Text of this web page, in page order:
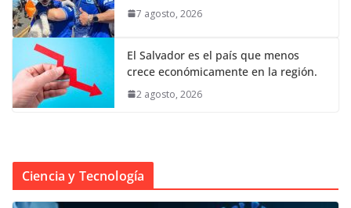
7 agosto, 2026
El Salvador es el país que menos
crece económicamente en la región.
2 agosto, 2026
Ciencia y Tecnología